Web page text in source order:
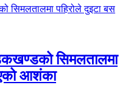
सिमलतालमा
आशंका